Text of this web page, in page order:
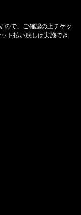
ので、ご確認の上チケッ
ト払い戻しは実施でき